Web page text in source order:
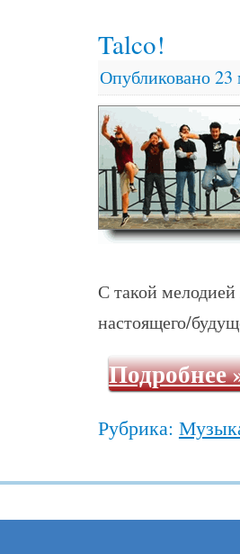
Talco!
Опубликовано23
С такой
настоящего/
Подробнее
Рубрика: